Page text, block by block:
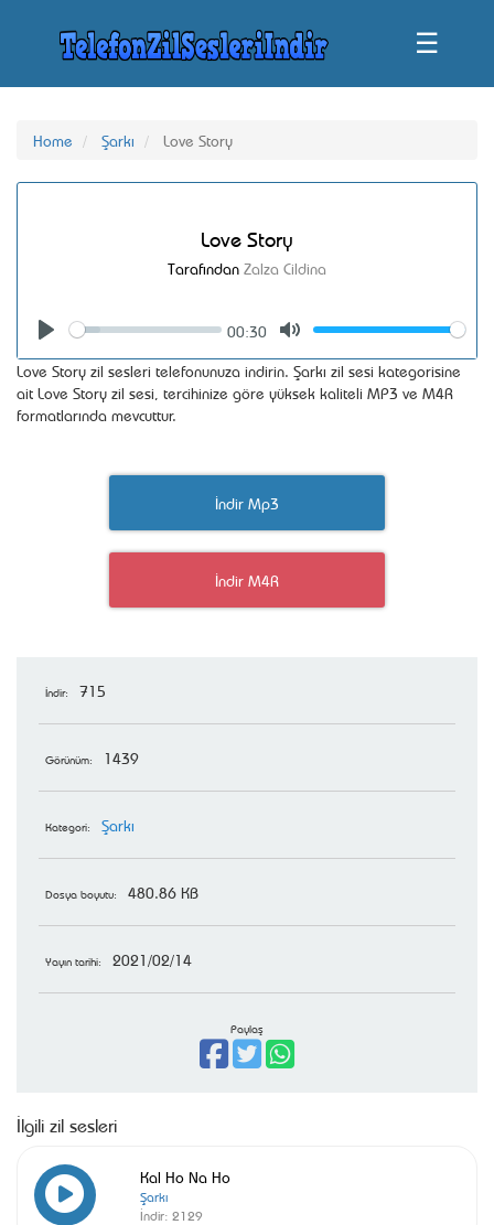
☰
Home Şarkı Love Story
Love Story
Tarafından Zalza Cildina
Seek
00:30
Volume
Love Story zil sesleri telefonunuza indirin. Şarkı zil sesi kategorisine
ait Love Story zil sesi, tercihinize göre yüksek kaliteli MP3 ve M4R
formatlarında mevcuttur.
İndir Mp3
İndir M4R
İndir: 715
Görünüm: 1439
Kategori: Şarkı
Dosya boyutu: 480.86 KB
Yayın tarihi: 2021/02/14
Paylaş
İlgili zil sesleri
Kal Ho Na Ho
Şarkı
İndir: 2129